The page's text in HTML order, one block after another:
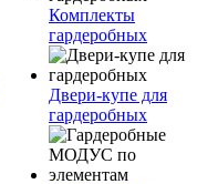
Комплекты
гардеробных
Двери-купе для
гардеробных